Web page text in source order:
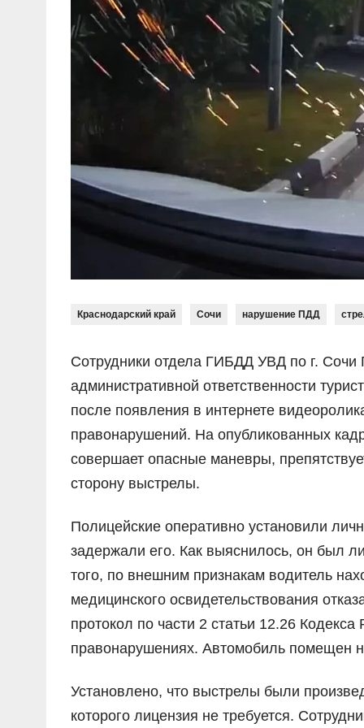
Краснодарский край Сочи нарушение ПДД
Сотрудники отдела ГИБДД УВД по г.
административной ответственности
после появления в интернете
правонарушений. На опубликованных
совершает опасные маневры,
сторону выстрелы.
Полицейские оперативно установили
задержали его. Как выяснилось, он был
того, по внешним признакам водитель
медицинского освидетельствования
протокол по части 2 статьи 12.26
правонарушениях. Автомобиль помещен
Установлено, что выстрелы были
которого лицензия не требуется.